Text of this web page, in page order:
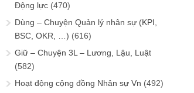
Động lực (470)
Dùng – Chuyện Quản lý nhân sự (KPI,
BSC, OKR, …) (616)
Giữ – Chuyện 3L – Lương, Lậu, Luật
(582)
Hoạt động cộng đồng Nhân sự Vn (492)